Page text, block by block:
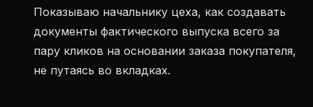
Показываю начальнику цеха, как создавать
документы фактического выпуска всего за
пару кликов на основании заказа покупателя,
не путаясь во вкладках.